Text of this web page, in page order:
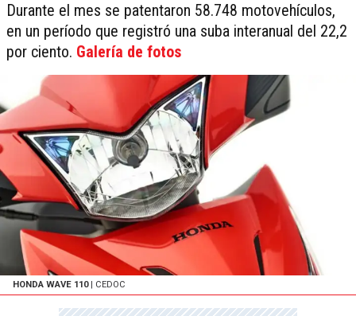
Durante el mes se patentaron 58.748 motovehículos,
en un período que registró una suba interanual del 22,2
por ciento. Galería de fotos
HONDA WAVE 110| CEDOC